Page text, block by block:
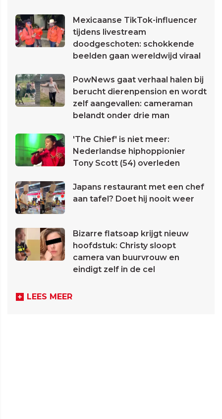
Mexicaanse TikTok-influencer
tijdens livestream
doodgeschoten: schokkende
beelden gaan wereldwijd viraal
PowNews gaat verhaal halen bij
berucht dierenpension en wordt
zelf aangevallen: cameraman
belandt onder drie man
'The Chief' is niet meer:
Nederlandse hiphoppionier
Tony Scott (54) overleden
Japans restaurant met een chef
aan tafel? Doet hij nooit weer
Bizarre flatsoap krijgt nieuw
hoofdstuk: Christy sloopt
camera van buurvrouw en
eindigt zelf in de cel
LEES MEER